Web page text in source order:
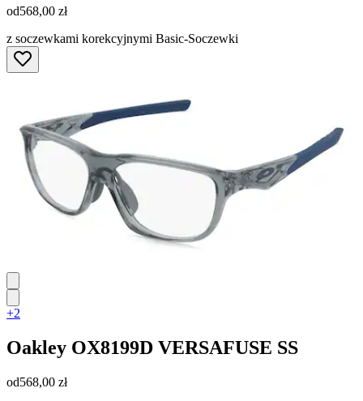
od568,00 zł
z soczewkami korekcyjnymi Basic-Soczewki
+2
Oakley OX8199D VERSAFUSE SS
od568,00 zł